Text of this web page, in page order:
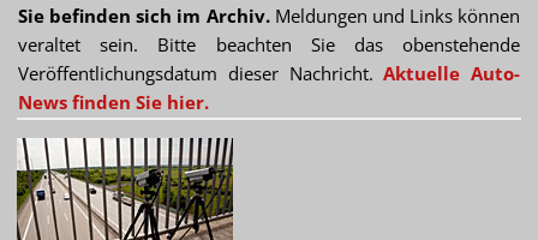
Sie befinden sich im Archiv.Meldungen und Links können
veraltet sein. Bitte beachten Sie das obenstehende
Veröffentlichungsdatum dieser Nachricht.Aktuelle Auto-
News finden Sie hier.